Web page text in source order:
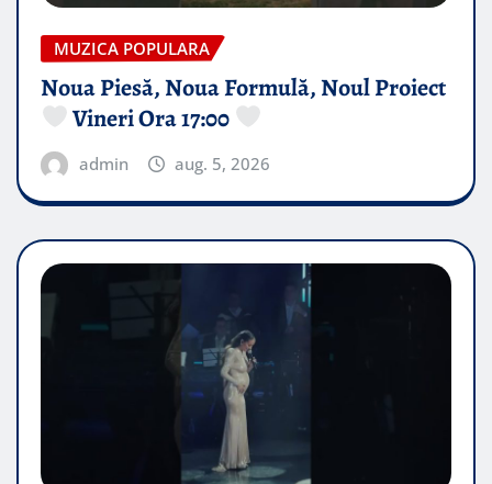
MUZICA POPULARA
Noua Piesă, Noua Formulă, Noul Proiect
Vineri Ora 17:00
admin aug. 5, 2026